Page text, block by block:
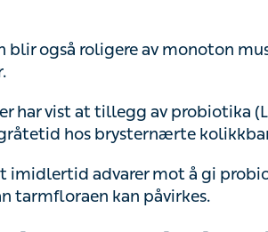
kan påvirkes.
bør oppsøke
at den tilbakevendende
ved å konsultere helsepersonell.
kan det være vanskelig å vite om
når det gjelder kolikk, er at barnet